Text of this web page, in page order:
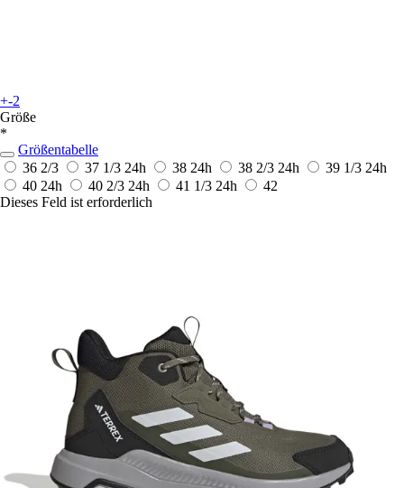
+-2
Größe
*
Größentabelle
36 2/3
37 1/3 24h 38 24h 38 2/3 24h 39 1/3 24h
40 24h 40 2/3 24h 41 1/3 24h
42
Dieses Feld ist erforderlich